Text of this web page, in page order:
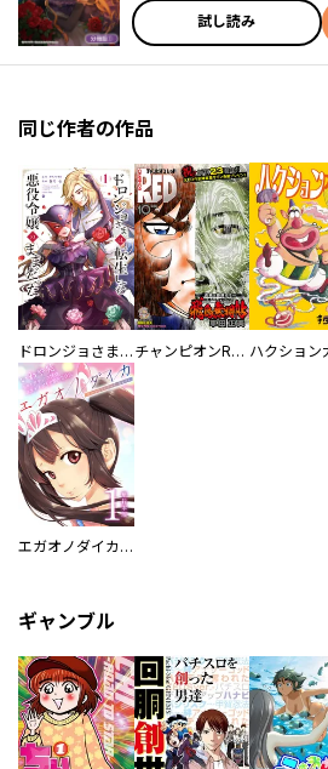
試し読み
同じ作者の作品
ドロンジョさまは転生しても悪役令嬢のままだった チャンピオンRED
エガオノダイカ Ｅｍｏｔｉｏｎａｌ ｓｉｄｅ【単行本版】
ギャンブル